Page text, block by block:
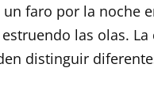
faro por la noche
las olas. La
distinguir